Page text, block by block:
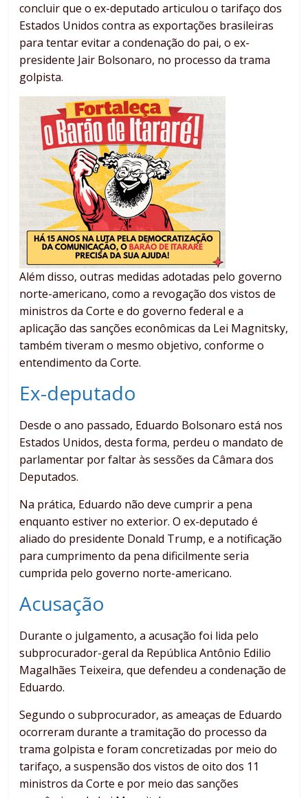
concluir que o ex-deputado articulou o tarifaço dos
Estados Unidos contra as exportações brasileiras
para tentar evitar a condenação do pai, o ex-
presidente Jair Bolsonaro, no processo da trama
golpista.
Além disso, outras medidas adotadas pelo governo
norte-americano, como a revogação dos vistos de
ministros da Corte e do governo federal e a
aplicação das sanções econômicas da Lei Magnitsky,
também tiveram o mesmo objetivo, conforme o
entendimento da Corte.
Ex-deputado
Desde o ano passado, Eduardo Bolsonaro está nos
Estados Unidos, desta forma, perdeu o mandato de
parlamentar por faltar às sessões da Câmara dos
Deputados.
Na prática, Eduardo não deve cumprir a pena
enquanto estiver no exterior. O ex-deputado é
aliado do presidente Donald Trump, e a notificação
para cumprimento da pena dificilmente seria
cumprida pelo governo norte-americano.
Acusação
Durante o julgamento, a acusação foi lida pelo
subprocurador-geral da República Antônio Edilio
Magalhães Teixeira, que defendeu a condenação de
Eduardo.
Segundo o subprocurador, as ameaças de Eduardo
ocorreram durante a tramitação do processo da
trama golpista e foram concretizadas por meio do
tarifaço, a suspensão dos vistos de oito dos 11
ministros da Corte e por meio das sanções